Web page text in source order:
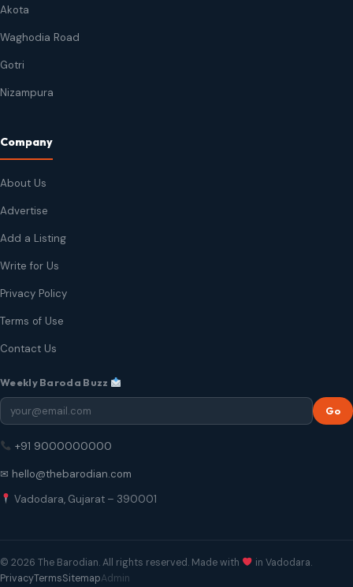
Akota
Waghodia Road
Gotri
Nizampura
Company
About Us
Advertise
Add a Listing
Write for Us
Privacy Policy
Terms of Use
Contact Us
Weekly Baroda Buzz
Go
+91 9000000000
✉ hello@thebarodian.com
Vadodara, Gujarat – 390001
© 2026 The Barodian. All rights reserved. Made with
in Vadodara.
PrivacyTermsSitemapAdmin